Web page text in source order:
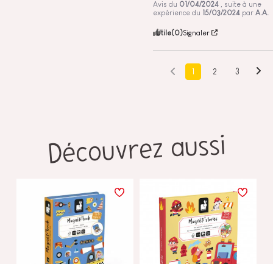
Avis du 01/04/2024
, suite à une
expérience du 15/03/2024 par A.A.
Utile(0)Signaler
1 2 3
Découvrez aussi